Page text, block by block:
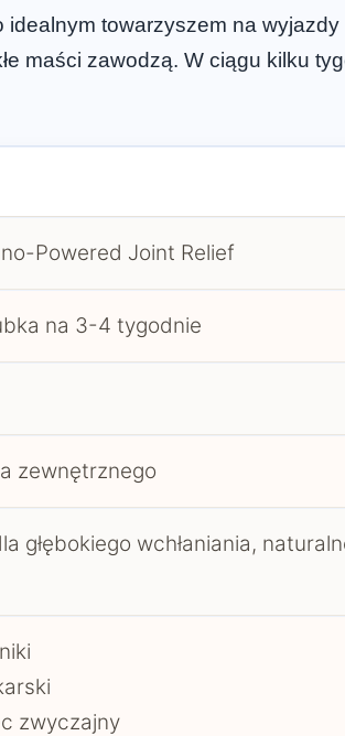
towarzyszem na
maści zawodzą. W ciągu kilku
Powered Joint Relief
na 3-4 tygodnie
zewnętrznego
głębokiego wchłaniania,
zwyczajny